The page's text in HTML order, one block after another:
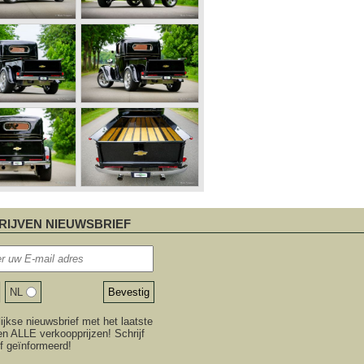
NIEUWSBRIEF
NL
nieuwsbrief met het laatste
ALLE verkoopprijzen! Schrijf
geïnformeerd!